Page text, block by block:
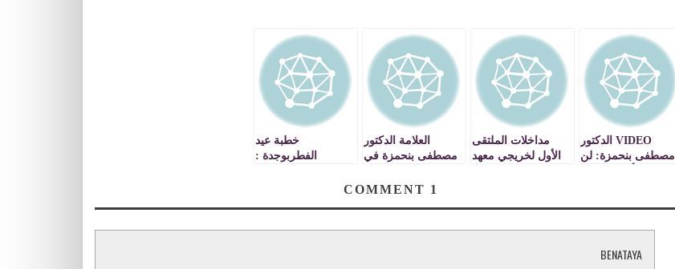
VIDEO الدكتور
مصطفى بنحمزة: لن
مداخلات الملتقى
الأول لخريجي معهد
العلامة الدكتور
مصطفى بنحمزة في
المنافقون ـ الجزء 6
خطبة عيد
الفطربوجدة :
يحاوي يندد بالتطاول
وعلمائه VIDEO
1
BENATAYA